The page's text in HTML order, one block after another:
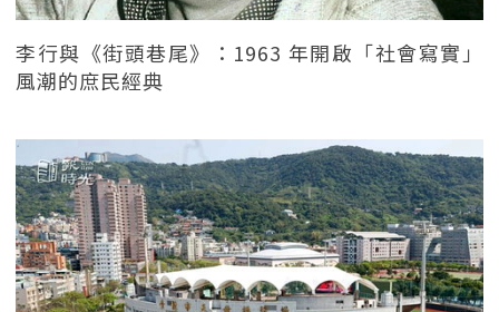
李行與《街頭巷尾》：1963 年開啟「社會寫實」
風潮的庶民經典